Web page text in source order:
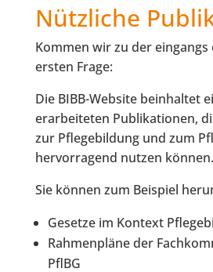
Nützliche
Kommen wir zu der
ersten Frage:
Die BIBB-Website beinhaltet
erarbeiteten Publikationen,
zur Pflegebildung und zum
hervorragend nutzen können.
Sie können zum Beispiel
Gesetze im Kontext
Rahmenpläne der
PflBG